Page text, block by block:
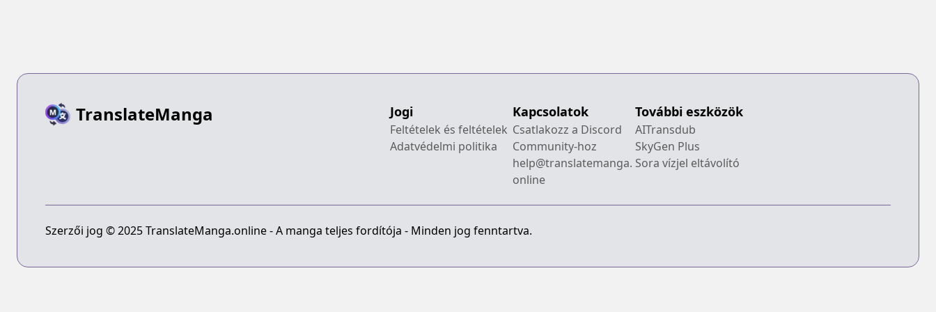
TranslateManga Jogi
Feltételek és feltételek
Adatvédelmi politika
Kapcsolatok
Csatlakozz a Discord
Community-hoz
help@translatemanga.
online
További eszközök
AITransdub
SkyGen Plus
Sora vízjel eltávolító
Szerzői jog © 2025 TranslateManga.online - A manga teljes fordítója - Minden jog fenntartva.